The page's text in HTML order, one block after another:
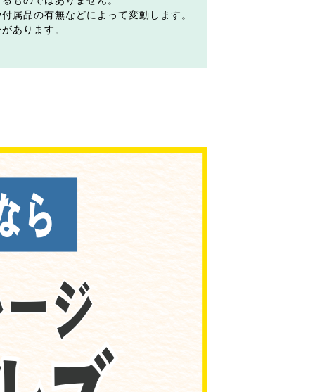
属品の有無などによって変動します。
あります。